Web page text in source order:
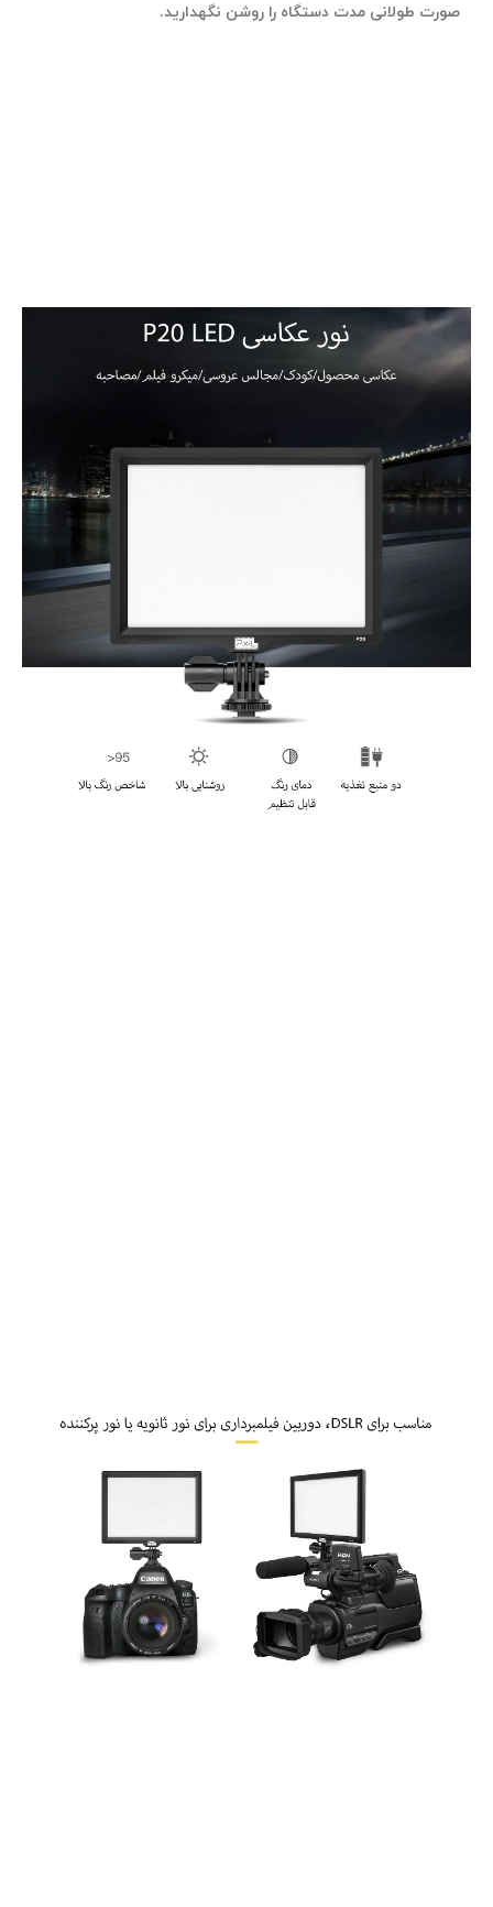
صورت طولانی مدت دستگاه را روشن نگهدارید.